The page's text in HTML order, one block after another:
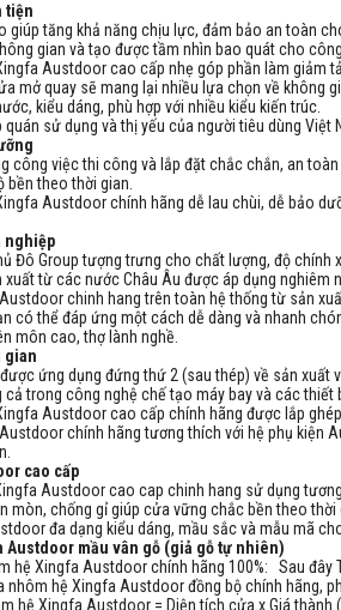
tiện
giúp tăng khả năng chịu lực, đảm bảo an toàn
gian và tạo được tầm nhìn bao quát cho
Austdoor cao cấp nhẹ góp phần làm giảm
mở quay sẽ mang lại nhiều lựa chọn về không
kiểu dáng, phù hợp với nhiều kiểu kiến trúc.
quán sử dụng và thị yếu của người tiêu dùng Việt
công việc thi công và lắp đặt chắc chắn, an
bền theo thời gian.
Austdoor chính hãng dễ lau chùi, dễ bảo
nghiệp
Đô Group tượng trưng cho chất lượng, độ chính
xuất từ các nước Châu Âu được áp dụng
chinh hang trên toàn hệ thống từ sản
có thể đáp ứng một cách dễ dàng và nhanh
môn cao, thợ lành nghề.
gian
ứng dụng đứng thứ 2 (sau thép) về sản xuất
trong công nghệ chế tạo máy bay và các thiết
Austdoor cao cấp chính hãng được lắp
chính hãng tương thích với hệ phụ kiện
cao cấp
Austdoor cao cap chinh hang sử dụng
mòn, chống gỉ giúp cửa vững chắc bền theo thời
đa dạng kiểu dáng, mầu sắc và mẫu mã
Austdoor mầu vân gỗ (giả gỗ tự nhiên)
hệ Xingfa Austdoor chính hãng 100%: Sau đây
nhôm hệ Xingfa Austdoor đồng bộ chính hãng,
hệ Xingfa Austdoor = Diện tích cửa x Giá